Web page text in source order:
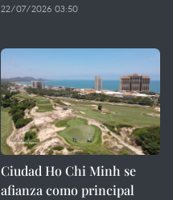
22/07/2026 03:50
Ciudad Ho Chi Minh se
afianza como principal